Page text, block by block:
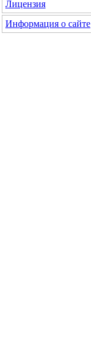
Лицензия
Информация о сайте